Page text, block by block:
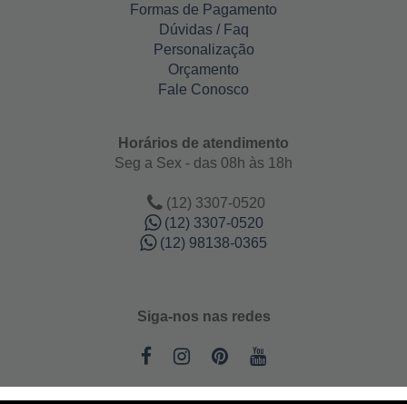
Formas de Pagamento
Dúvidas / Faq
Personalização
Orçamento
Fale Conosco
Horários de atendimento
Seg a Sex - das 08h às 18h
(12) 3307-0520
(12) 3307-0520
(12) 98138-0365
Siga-nos nas redes